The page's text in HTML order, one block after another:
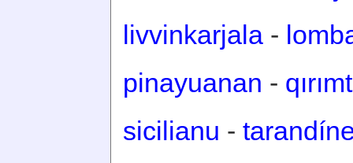
livvinkarjala -
pinayuanan -
sicilianu -